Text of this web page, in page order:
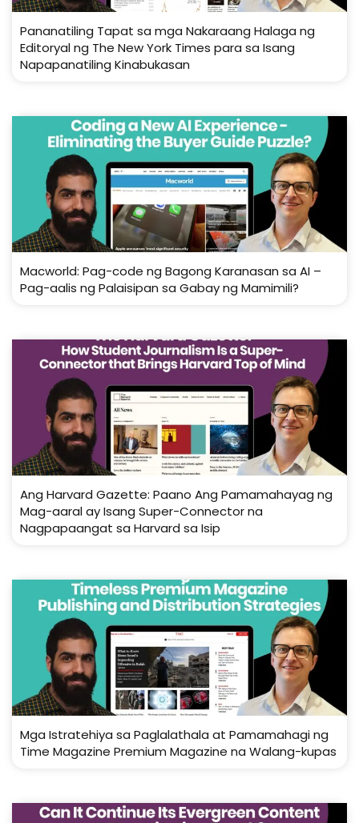
Pananatiling Tapat sa mga Nakaraang Halaga ng
Editoryal ng The New York Times para sa Isang
Napapanatiling Kinabukasan
Macworld: Pag-code ng Bagong Karanasan sa AI –
Pag-aalis ng Palaisipan sa Gabay ng Mamimili?
Ang Harvard Gazette: Paano Ang Pamamahayag ng
Mag-aaral ay Isang Super-Connector na
Nagpapaangat sa Harvard sa Isip
Mga Istratehiya sa Paglalathala at Pamamahagi ng
Time Magazine Premium Magazine na Walang-kupas